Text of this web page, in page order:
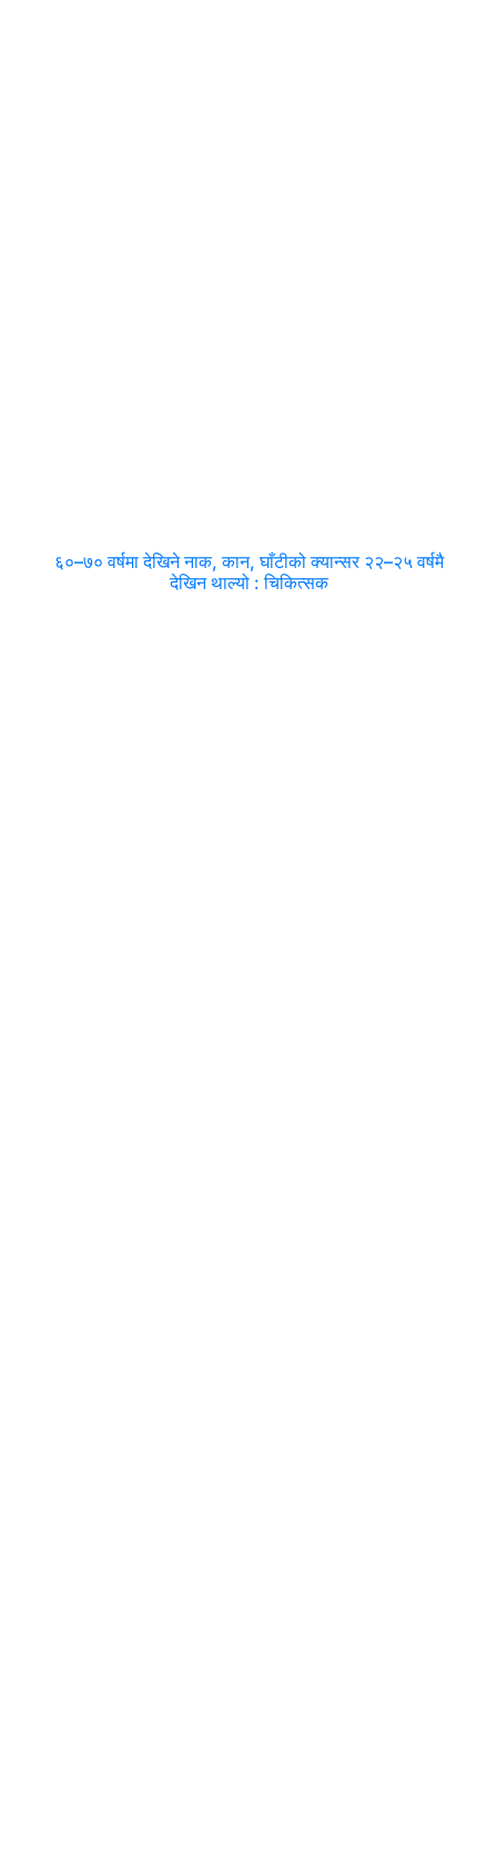
६०–७० वर्षमा देखिने नाक, कान, घाँटीको क्यान्सर २२–२५ वर्षमै
देखिन थाल्यो : चिकित्सक